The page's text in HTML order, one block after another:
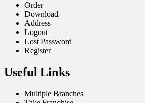
Order
Download
Address
Logout
Lost Password
Register
Useful Links
Multiple Branches